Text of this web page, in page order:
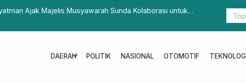
Ajak Majelis Musyawarah Sunda Kolaborasi untuk
DAERAH
expand_more POLITIK NASIONAL OTOMOTIF